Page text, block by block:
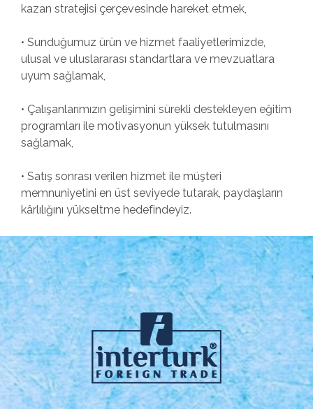
kazan stratejisi çerçevesinde hareket etmek,
• Sunduğumuz ürün ve hizmet faaliyetlerimizde,
ulusal ve uluslararası standartlara ve mevzuatlara
uyum sağlamak,
• Çalışanlarımızın gelişimini sürekli destekleyen eğitim
programları ile motivasyonun yüksek tutulmasını
sağlamak,
• Satış sonrası verilen hizmet ile müşteri
memnuniyetini en üst seviyede tutarak, paydaşların
kârlılığını yükseltme hedefindeyiz.